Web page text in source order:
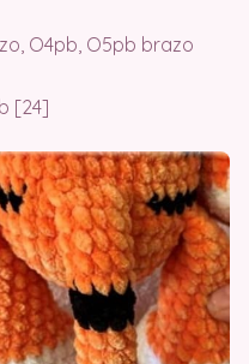
O4pb, O5pb brazo
[24]